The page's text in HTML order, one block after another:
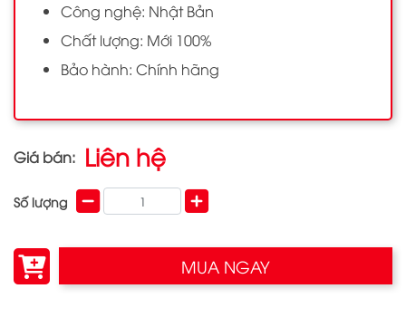
Công nghệ: Nhật Bản
Chất lượng: Mới 100%
Bảo hành: Chính hãng
Giá bán: Liên hệ
Số lượng
MUA NGAY